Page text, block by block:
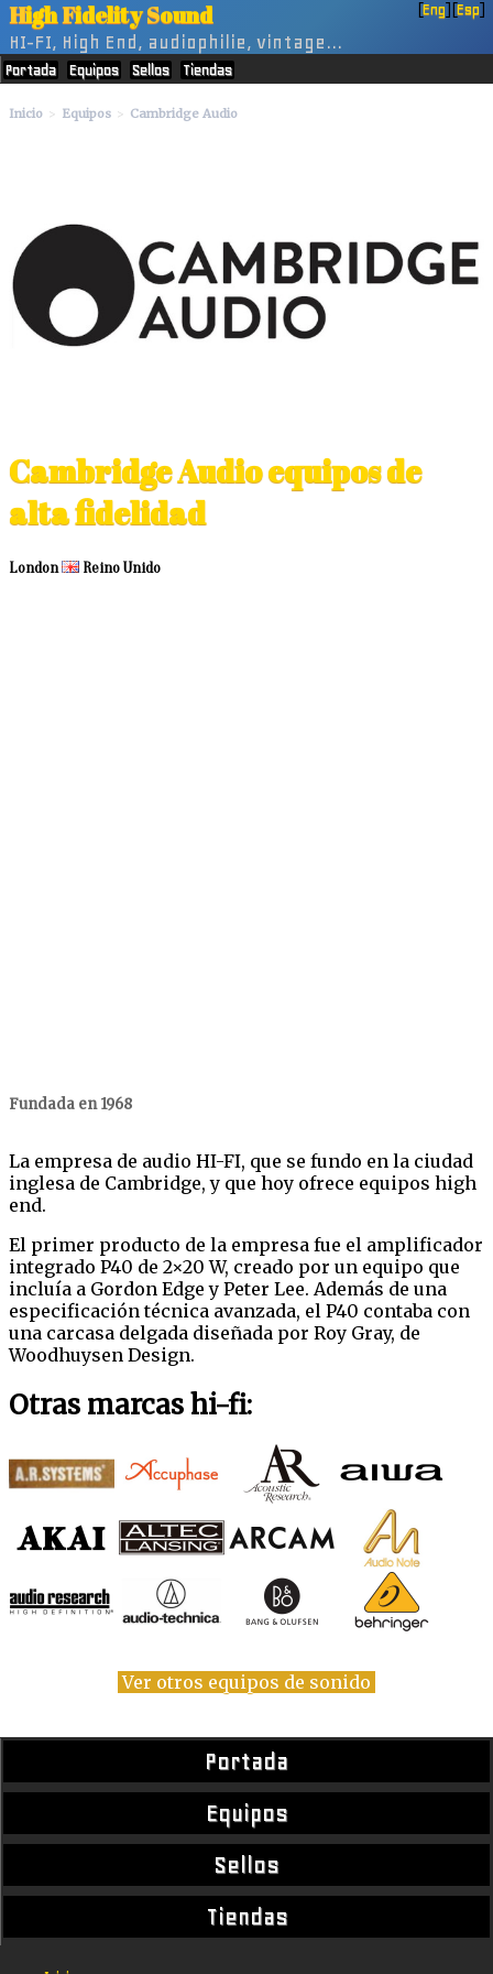
[Eng] [Esp]
HighFidelitySound
HI-FI, High End, audiophilie, vintage...
Portada Equipos Sellos Tiendas
Inicio Equipos Cambridge Audio
Cambridge Audio equipos de
alta fidelidad
London Reino Unido
Fundada en 1968
La empresa de audio HI-FI, que se fundo en la ciudad
inglesa de Cambridge, y que hoy ofrece equipos high
end.
El primer producto de la empresa fue el amplificador
integrado P40 de 2×20 W, creado por un equipo que
incluía a Gordon Edge y Peter Lee. Además de una
especificación técnica avanzada, el P40 contaba con
una carcasa delgada diseñada por Roy Gray, de
Woodhuysen Design.
Otras marcas hi-fi:
Ver otros equipos de sonido
Portada
Equipos
Sellos
Tiendas